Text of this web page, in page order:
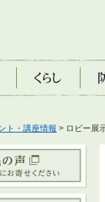
くらし 防災
ト・講座情報 > ロビー展